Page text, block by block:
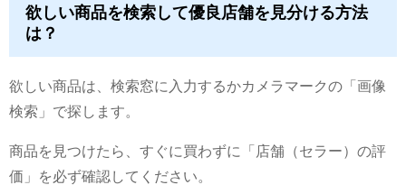
欲しい商品を検索して優良店舗を見分ける方法
は？
欲しい商品は、検索窓に入力するかカメラマークの「画像
検索」で探します。
商品を見つけたら、すぐに買わずに「店舗（セラー）の評
価」を必ず確認してください。